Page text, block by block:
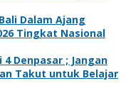
Dalam Ajang
Tingkat Nasional
4 Denpasar ; Jangan
Takut untuk Belajar